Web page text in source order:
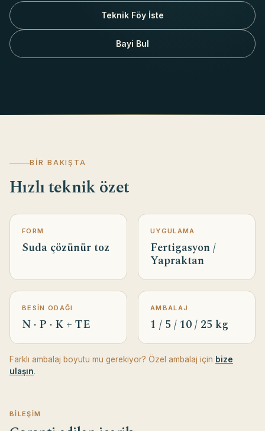
Teknik Föy İste
Bayi Bul
BIR BAKIŞTA
Hızlı teknik özet
FORM
Suda çözünür toz
UYGULAMA
Fertigasyon /
Yapraktan
BESIN ODAĞI
N · P · K + TE
AMBALAJ
1 / 5 / 10 / 25 kg
Farklı ambalaj boyutu mu gerekiyor? Özel ambalaj için bize
ulaşın.
BILEŞIM